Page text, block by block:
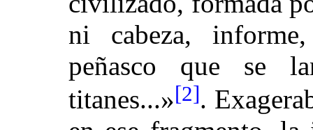
ni cabeza, informe,
peñasco que se
titanes...»[2].